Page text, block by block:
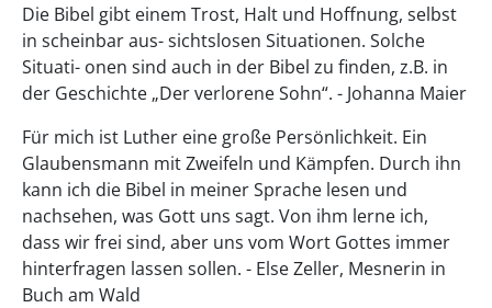
Die Bibel gibt einem Trost, Halt und Hoffnung, selbst
in scheinbar aus- sichtslosen Situationen. Solche
Situati- onen sind auch in der Bibel zu finden, z.B. in
der Geschichte „Der verlorene Sohn“. - Johanna Maier
Für mich ist Luther eine große Persönlichkeit. Ein
Glaubensmann mit Zweifeln und Kämpfen. Durch ihn
kann ich die Bibel in meiner Sprache lesen und
nachsehen, was Gott uns sagt. Von ihm lerne ich,
dass wir frei sind, aber uns vom Wort Gottes immer
hinterfragen lassen sollen. - Else Zeller, Mesnerin in
Buch am Wald